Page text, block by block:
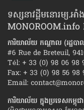
ទស្សនាវដ្ដីមនោរម្យ.អាំ
ការិយាល័យ កណ្ដាល (រដ្ឋបា
#6 Rue de Breteuil,
Tél: + 33 (0) 98 06 98
Fax: + 33 (0) 98 56 98
Email:
ការិយាល័យ ក្នុង​ប្រទេស​កម្ពុជា